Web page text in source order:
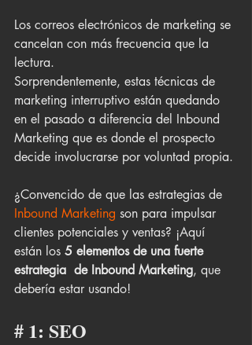
Los correos electrónicos de marketing se
cancelan con más frecuencia que la
lectura.
Sorprendentemente, estas técnicas de
marketing interruptivo están quedando
en el pasado a diferencia del Inbound
Marketing que es donde el prospecto
decide involucrarse por voluntad propia.
¿Convencido de que las estrategias de
Inbound Marketing son para impulsar
clientes potenciales y ventas? ¡Aquí
están los 5 elementos de una fuerte
estrategia  de Inbound Marketing, que
debería estar usando!
# 1: SEO